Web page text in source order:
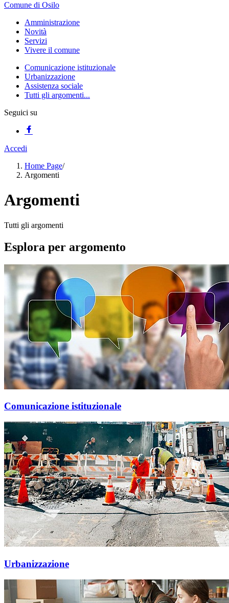
Comune di Osilo
Amministrazione
Novità
Servizi
Vivere il comune
Comunicazione istituzionale
Urbanizzazione
Assistenza sociale
Tutti gli argomenti...
Seguici su
Accedi
Home Page/
Argomenti
Argomenti
Tutti gli argomenti
Esplora per argomento
Comunicazione istituzionale
Urbanizzazione